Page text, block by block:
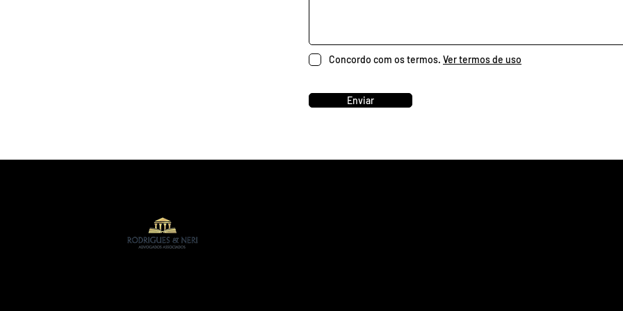
Concordo com os termos. Ver termos de uso
Enviar